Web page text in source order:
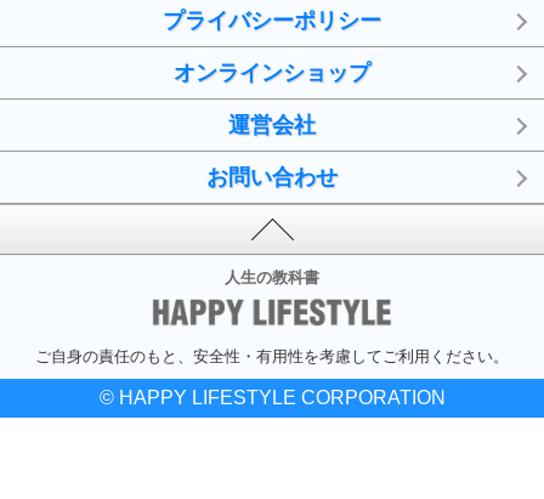
プライバシーポリシー
オンラインショップ
運営会社
お問い合わせ
人生の教科書
ご自身の責任のもと、安全性・有用性を考慮してご利用ください。
© HAPPY LIFESTYLE CORPORATION